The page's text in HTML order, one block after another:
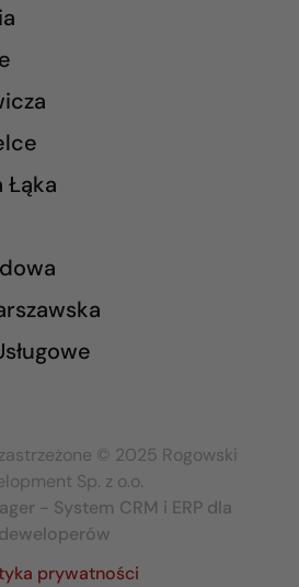
Łąka
© 2025 Rogowski
Sp. z o.o.
- System CRM i ERP dla
deweloperów
prywatności